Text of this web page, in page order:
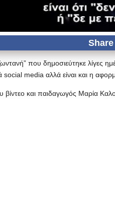
που δημοσιεύτηκε λίγες
social media αλλά είναι και η
βίντεο και παιδαγωγός Μαρία